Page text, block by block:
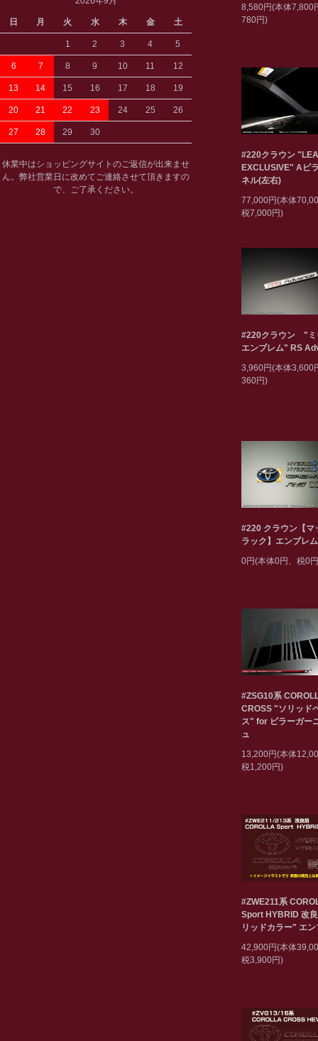
日 月 火 水 木 金 土
1 2 3 4 5
6 7 8 9 10 11 12
13 14 15 16 17 18 19
20 21 22 23 24 25 26
27 28 29 30
休業中はショッピングサイトのご返信が出来ませ
ん。弊社営業日に改めてご連絡させて頂きますの
で、ご了承ください。
8,580円(本体7,800
780円)
#220クラウン
EXCLUSIVE" Aピ
ネル(左右)
77,000円(本体
税7,000円)
#220クラウン "ミ
エンブレム" RS
3,960円(本体3,600
360円)
#220 クラウン【マ
ラック】エンブレム
0円(本体0円、税0
#ZSG10系
CROSS "ソリッド
ス" for ピラーガー
ュ
13,200円(本体
税1,200円)
#ZWE211系
Sport HYBRID 改
リッドカラー" エン
42,900円(本体
税3,900円)